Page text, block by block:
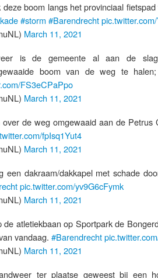
boom langs het provinciaal
#storm#Barendrecht
March 11, 2021
is de gemeente al aan de
boom van de weg te
FS3eCPaPpo
March 11, 2021
de weg omgewaaid aan de Petrus
fpIsq1Yut4
March 11, 2021
een dakraam/dakkapel met schade
pic.twitter.com/yv9G6cFymk
March 11, 2021
atletiekbaan op Sportpark de
vandaag. #Barendrecht
March 11, 2021
ter plaatse geweest bij een